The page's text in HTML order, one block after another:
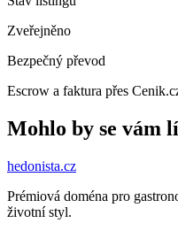
Zveřejněno
Bezpečný převod
Escrow a faktura přes
Mohlo by se vám
hedonista.cz
Prémiová doména pro
životní styl.